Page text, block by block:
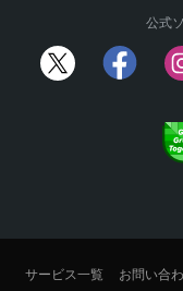
公式
サービス一覧 お問い合